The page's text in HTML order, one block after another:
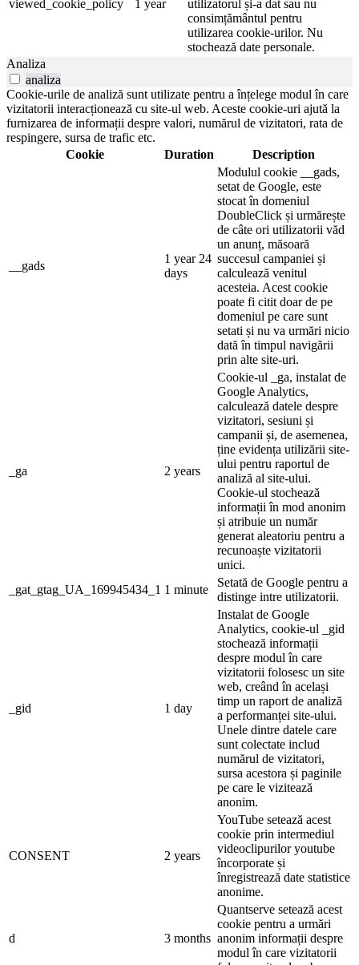
viewed_cookie_policy 1 year
utilizatorul și-a dat sau nu
consimțământul pentru
utilizarea cookie-urilor. Nu
stochează date personale.
Analiza
analiza
Cookie-urile de analiză sunt utilizate pentru a înțelege modul în care
vizitatorii interacționează cu site-ul web. Aceste cookie-uri ajută la
furnizarea de informații despre valori, numărul de vizitatori, rata de
respingere, sursa de trafic etc.
Cookie
Duration Description
__gads
1 year 24
days
Modulul cookie __gads,
setat de Google, este
stocat în domeniul
DoubleClick și urmărește
de câte ori utilizatorii văd
un anunț, măsoară
succesul campaniei și
calculează venitul
acesteia. Acest cookie
poate fi citit doar de pe
domeniul pe care sunt
setati și nu va urmări nicio
dată în timpul navigării
prin alte site-uri.
_ga 2 years
Cookie-ul _ga, instalat de
Google Analytics,
calculează datele despre
vizitatori, sesiuni și
campanii și, de asemenea,
ține evidența utilizării site-
ului pentru raportul de
analiză al site-ului.
Cookie-ul stochează
informații în mod anonim
și atribuie un număr
generat aleatoriu pentru a
recunoaște vizitatorii
unici.
_gat_gtag_UA_169945434_1 1 minute
Setată de Google pentru a
distinge intre utilizatorii.
_gid 1 day
Instalat de Google
Analytics, cookie-ul _gid
stochează informații
despre modul în care
vizitatorii folosesc un site
web, creând în același
timp un raport de analiză
a performanței site-ului.
Unele dintre datele care
sunt colectate includ
numărul de vizitatori,
sursa acestora și paginile
pe care le vizitează
anonim.
CONSENT 2 years
YouTube setează acest
cookie prin intermediul
videoclipurilor youtube
încorporate și
înregistrează date statistice
anonime.
d 3 months
Quantserve setează acest
cookie pentru a urmări
anonim informații despre
modul în care vizitatorii